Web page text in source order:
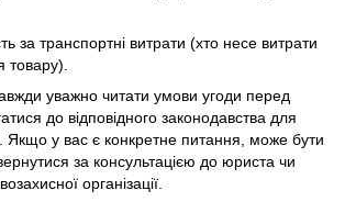
за транспортні витрати (хто несе витрати
товару).
уважно читати умови угоди перед
до відповідного законодавства для
Якщо у вас є конкретне питання, може бути
за консультацією до юриста чи
організації.